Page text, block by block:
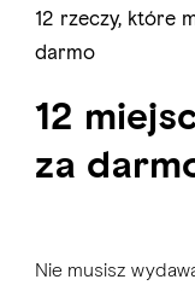
12 rzeczy, które
darmo
12
za
Nie musisz